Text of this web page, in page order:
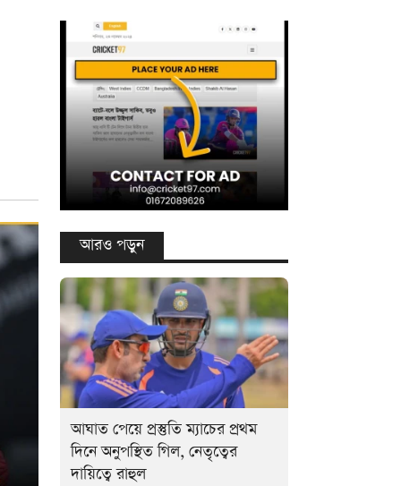
আরও পড়ুন
আঘাত পেয়ে প্রস্তুতি ম্যাচের প্রথম
দিনে অনুপস্থিত গিল, নেতৃত্বের
দায়িত্বে রাহুল